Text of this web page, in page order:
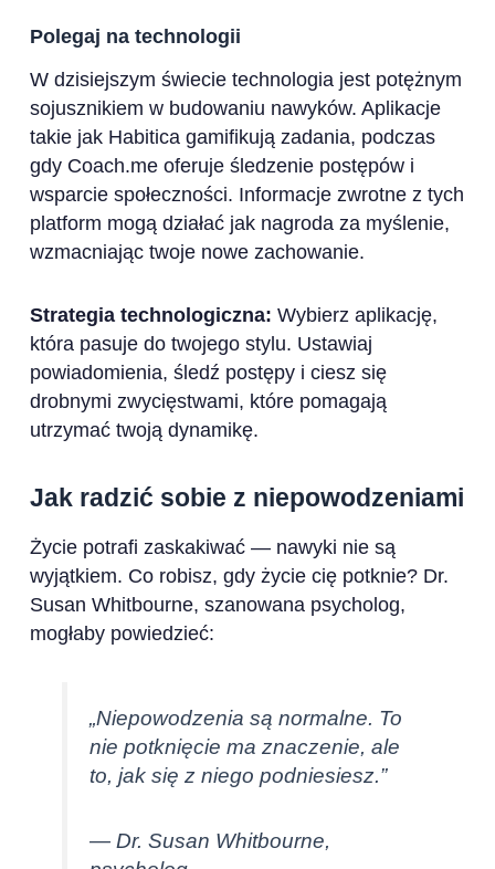
Polegaj na technologii
W dzisiejszym świecie technologia jest potężnym
sojusznikiem w budowaniu nawyków. Aplikacje
takie jak Habitica gamifikują zadania, podczas
gdy Coach.me oferuje śledzenie postępów i
wsparcie społeczności. Informacje zwrotne z tych
platform mogą działać jak nagroda za myślenie,
wzmacniając twoje nowe zachowanie.
Strategia technologiczna: Wybierz aplikację,
która pasuje do twojego stylu. Ustawiaj
powiadomienia, śledź postępy i ciesz się
drobnymi zwycięstwami, które pomagają
utrzymać twoją dynamikę.
Jak radzić sobie z niepowodzeniami
Życie potrafi zaskakiwać — nawyki nie są
wyjątkiem. Co robisz, gdy życie cię potknie? Dr.
Susan Whitbourne, szanowana psycholog,
mogłaby powiedzieć:
„Niepowodzenia są normalne. To
nie potknięcie ma znaczenie, ale
to, jak się z niego podniesiesz.”
— Dr. Susan Whitbourne,